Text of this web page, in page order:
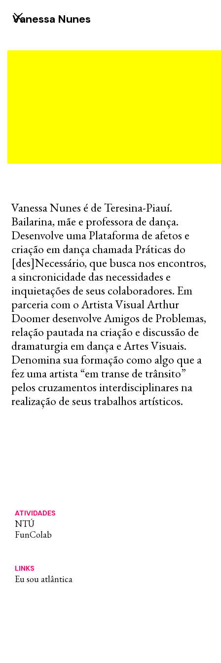
Vanessa Nunes
ATIVIDADES
NTÚ
FunColab
LINKS
Eu sou atlântica
Vanessa Nunes é de Teresina-Piauí.
Bailarina, mãe e professora de dança.
Desenvolve uma Plataforma de afetos e
criação em dança chamada Práticas do
[des]Necessário, que busca nos encontros,
a sincronicidade das necessidades e
inquietações de seus colaboradores. Em
parceria com o Artista Visual Arthur
Doomer desenvolve Amigos de Problemas,
relação pautada na criação e discussão de
dramaturgia em dança e Artes Visuais.
Denomina sua formação como algo que a
fez uma artista “em transe de trânsito”
pelos cruzamentos interdisciplinares na
realização de seus trabalhos artísticos.